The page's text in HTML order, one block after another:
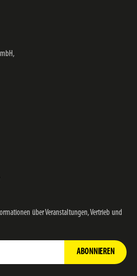
über Veranstaltungen, Vertrieb und
ABONNIEREN